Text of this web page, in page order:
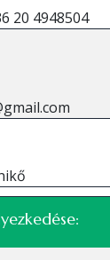
20 4948504